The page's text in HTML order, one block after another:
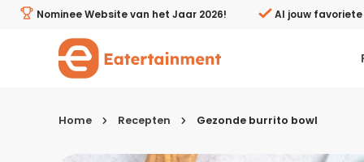
Gezonde burrito bowl - Eatertainment
Nominee Website van het Jaar 2026! Al jouw
Kies je menugang
Home Recepten Gezonde burrito bowl